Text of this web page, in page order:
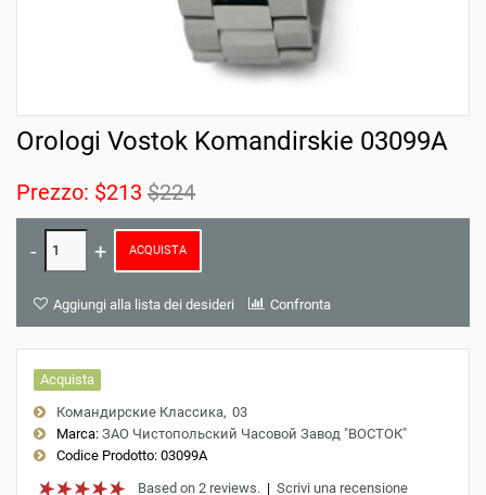
Orologi Vostok Komandirskie 03099A
Prezzo: $213 $224
ACQUISTA
Aggiungi alla lista dei desideri Confronta
Acquista
Командирские Классика 03
Marca: ЗАО Чистопольский Часовой Завод "ВОСТОК"
Codice Prodotto: 03099A
Based on 2 reviews. | Scrivi una recensione